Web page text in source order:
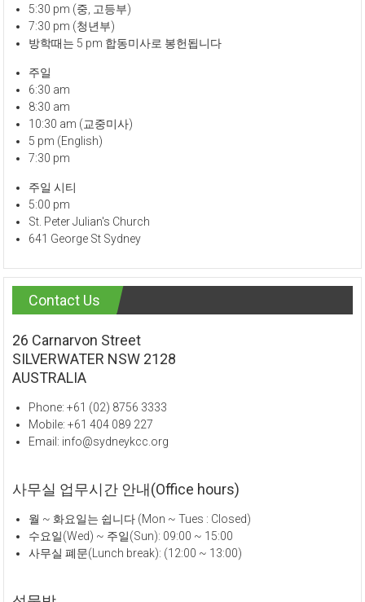
5:30 pm (중, 고등부)
7:30 pm (청년부)
방학때는 5 pm 합동미사로 봉헌됩니다
주일
6:30 am
8:30 am
10:30 am (교중미사)
5 pm (English)
7:30 pm
주일 시티
5:00 pm
St. Peter Julian's Church
641 George St Sydney
Contact Us
26 Carnarvon Street
SILVERWATER NSW 2128
AUSTRALIA
Phone: +61 (02) 8756 3333
Mobile: +61 404 089 227
Email: info@sydneykcc.org
사무실 업무시간 안내(Office hours)
월 ~ 화요일는 쉽니다 (Mon ~ Tues : Closed)
수요일(Wed) ~ 주일(Sun): 09:00 ~ 15:00
사무실 폐문(Lunch break): (12:00 ~ 13:00)